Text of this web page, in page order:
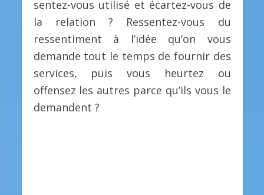
sentez-vous utilisé et écartez-vous de
la relation ? Ressentez-vous du
ressentiment à l’idée qu’on vous
demande tout le temps de fournir des
services, puis vous heurtez ou
offensez les autres parce qu’ils vous le
demandent ?